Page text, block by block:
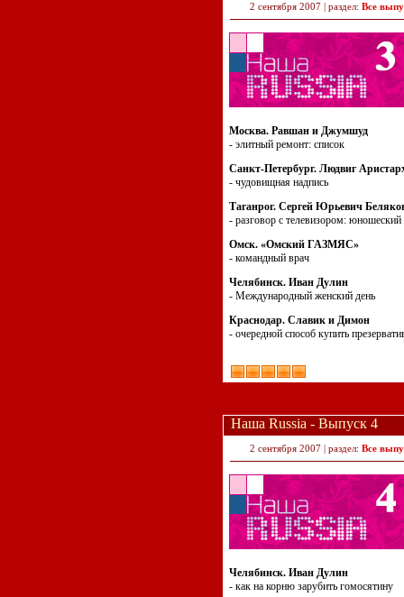
2 сентября 2007 | раздел: Все
Москва. Равшан и Джумшуд
- элитный ремонт: список
Санкт-Петербург. Людвиг
- чудовищная надпись
Таганрог. Сергей Юрьевич
- разговор с телевизором:
Омск. «Омский ГАЗМЯС»
- командный врач
Челябинск. Иван Дулин
- Международный женский день
Краснодар. Славик и Димон
- очередной способ купить
Наша Russia - Выпуск 4
2 сентября 2007 | раздел: Все
Челябинск. Иван Дулин
- как на корню зарубить гомосятину